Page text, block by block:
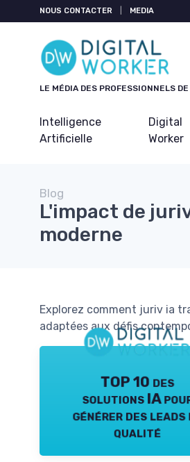
NOUS CONTACTER MEDIA
LE MÉDIA DES PROFESSIONNELS
Intelligence
Artificielle
Digital
Worker
Blog
L'impact de
moderne
Explorez comment juriv ia
adaptées aux défis
TOP 10 des
solutions IA
générer des leads
qualité
Panneau de gestion des cookies